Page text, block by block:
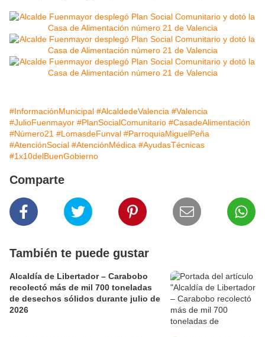
#InformaciónMunicipal #AlcaldedeValencia #Valencia
#JulioFuenmayor #PlanSocialComunitario #CasadeAlimentación
#Número21 #LomasdeFunval #ParroquiaMiguelPeña
#AtenciónSocial #AtenciónMédica #AyudasTécnicas
#1x10delBuenGobierno
Comparte
También te puede gustar
Alcaldía de Libertador – Carabobo
recolectó más de mil 700 toneladas
de desechos sólidos durante julio de
2026